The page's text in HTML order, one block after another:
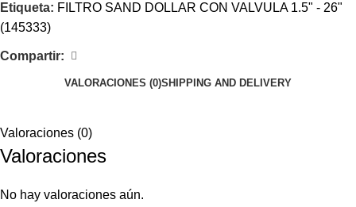
Etiqueta: FILTRO SAND DOLLAR CON VALVULA 1.5" - 26"
(145333)
Compartir:
VALORACIONES (0)SHIPPING AND DELIVERY
Valoraciones (0)
Valoraciones
No hay valoraciones aún.